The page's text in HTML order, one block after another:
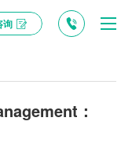
询
：